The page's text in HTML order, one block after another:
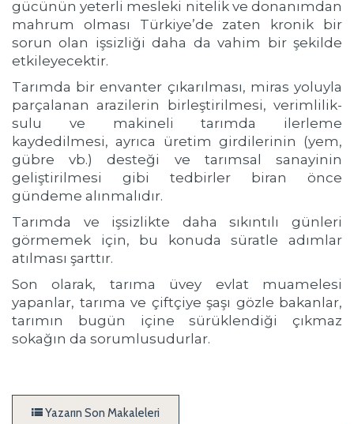
gücünün yeterli mesleki nitelik ve donanımdan
mahrum olması Türkiye’de zaten kronik bir
sorun olan işsizliği daha da vahim bir şekilde
etkileyecektir.
Tarımda bir envanter çıkarılması, miras yoluyla
parçalanan arazilerin birleştirilmesi, verimlilik-
sulu ve makineli tarımda ilerleme
kaydedilmesi, ayrıca üretim girdilerinin (yem,
gübre vb.) desteği ve tarımsal sanayinin
geliştirilmesi gibi tedbirler biran önce
gündeme alınmalıdır.
Tarımda ve işsizlikte daha sıkıntılı günleri
görmemek için, bu konuda süratle adımlar
atılması şarttır.
Son olarak, tarıma üvey evlat muamelesi
yapanlar, tarıma ve çiftçiye şaşı gözle bakanlar,
tarımın bugün içine sürüklendiği çıkmaz
sokağın da sorumlusudurlar.
Yazarın Son Makaleleri